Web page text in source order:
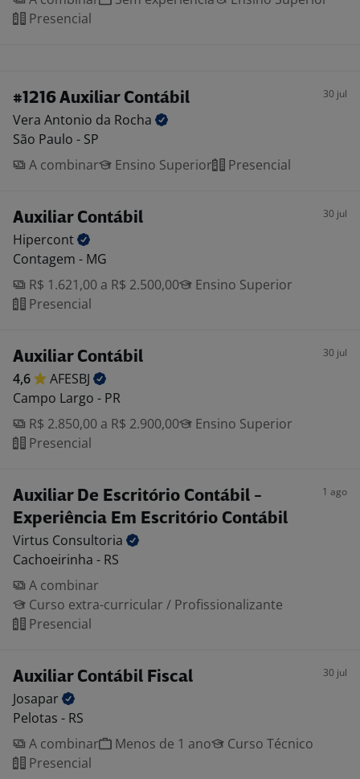
Presencial
#1216 Auxiliar Contábil 30 jul
Vera Antonio da Rocha
São Paulo - SP
A combinar
Ensino Superior Presencial
Auxiliar Contábil 30 jul
Hipercont
Contagem - MG
R$ 1.621,00 a R$ 2.500,00
Ensino Superior
Presencial
Auxiliar Contábil 30 jul
4,6
AFESBJ
Campo Largo - PR
R$ 2.850,00 a R$ 2.900,00
Ensino Superior
Presencial
Auxiliar De Escritório Contábil -
Experiência Em Escritório Contábil
1 ago
Virtus Consultoria
Cachoeirinha - RS
A combinar
Curso extra-curricular / Profissionalizante
Presencial
Auxiliar Contábil Fiscal 30 jul
Josapar
Pelotas - RS
A combinar
Menos de 1 ano
Curso Técnico
Presencial